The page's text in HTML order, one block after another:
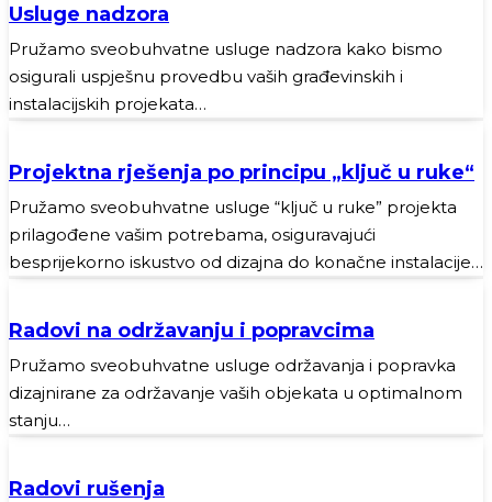
Usluge nadzora
Pružamo sveobuhvatne usluge nadzora kako bismo
osigurali uspješnu provedbu vaših građevinskih i
instalacijskih projekata…
Projektna rješenja po principu „ključ u ruke“
Pružamo sveobuhvatne usluge “ključ u ruke” projekta
prilagođene vašim potrebama, osiguravajući
besprijekorno iskustvo od dizajna do konačne instalacije…
Radovi na održavanju i popravcima
Pružamo sveobuhvatne usluge održavanja i popravka
dizajnirane za održavanje vaših objekata u optimalnom
stanju…
Radovi rušenja